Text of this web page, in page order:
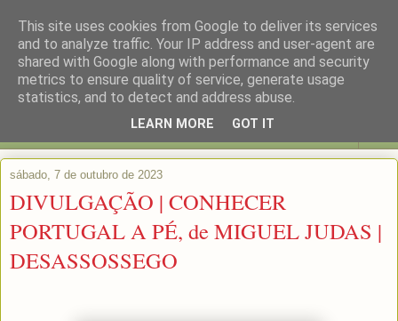
sábado, 7 de outubro de 2023
DIVULGAÇÃO | CONHECER
PORTUGAL A PÉ, de MIGUEL JUDAS |
DESASSOSSEGO
This site uses cookies from Google to deliver its services
and to analyze traffic. Your IP address and user-agent are
shared with Google along with performance and security
metrics to ensure quality of service, generate usage
statistics, and to detect and address abuse.
LEARN MORE GOT IT